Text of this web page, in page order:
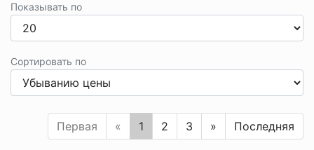
Показывать по
Сортировать по
Первая « 1 2 3 » Последняя